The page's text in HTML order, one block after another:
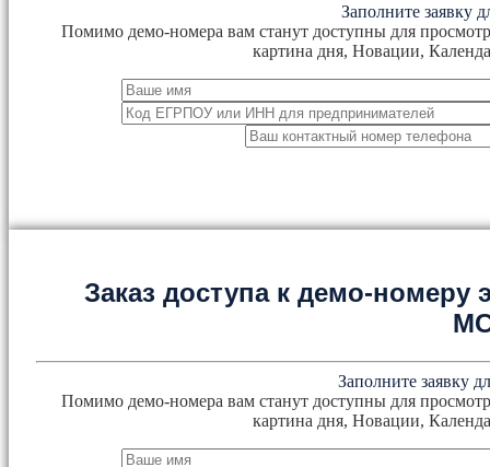
Заполните заявку
Помимо демо-номера вам станут доступны для
картина дня, Новации,
Заказ доступа к демо-номеру
Заполните заявку
Помимо демо-номера вам станут доступны для
картина дня, Новации,